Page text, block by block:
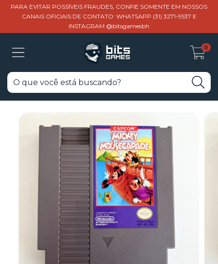
PARA EVITAR POSSÍVEIS FRAUDES, CONFIE SOMENTE EM NOSSOS
CANAIS OFICIAIS DE CONTATO: WHATSAPP (31) 3271-9537 E
INSTAGRAM @bitsgamesbh
0